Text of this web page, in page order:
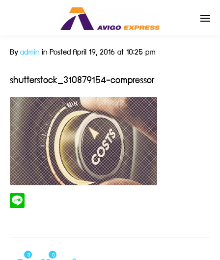
ByadmininPostedApril 19, 2016 at 10:25 pm
shutterstock_310879154-compressor
0 0